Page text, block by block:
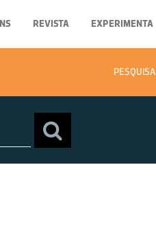
REVISTA EXPERIMENTA
PESQUISA